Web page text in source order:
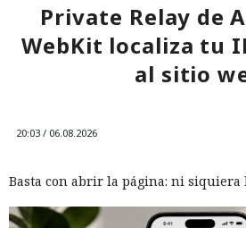
Private Relay de
WebKit localiza tu
al sitio
20:03 / 06.08.2026
Basta con abrir la página: ni siquiera